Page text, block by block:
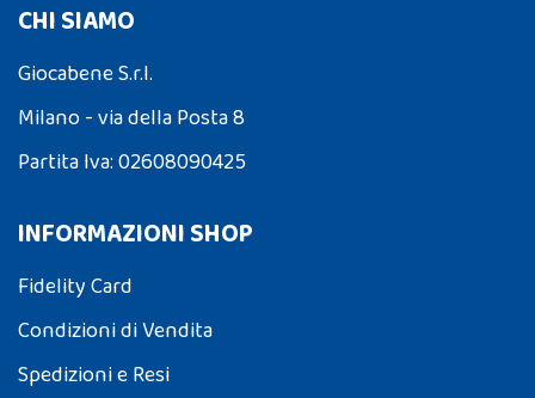
CHI SIAMO
Giocabene S.r.l.
Milano - via della Posta 8
Partita Iva: 02608090425
INFORMAZIONI SHOP
Fidelity Card
Condizioni di Vendita
Spedizioni e Resi